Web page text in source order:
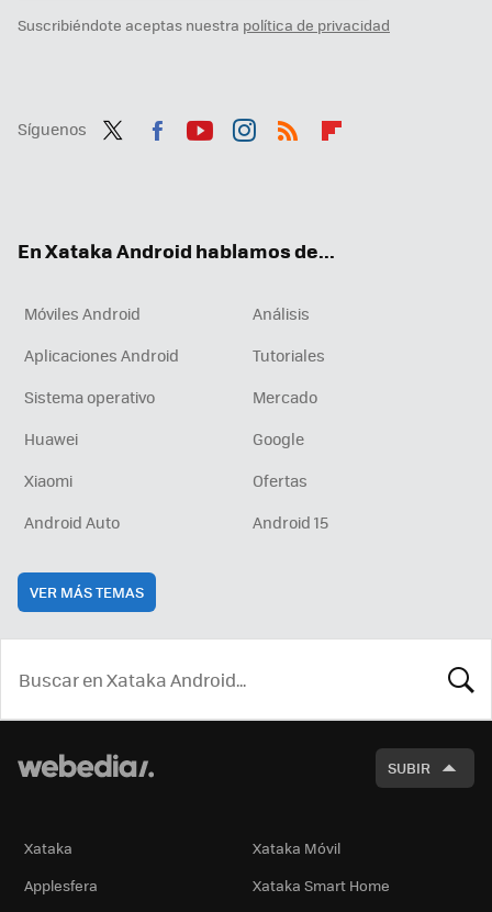
Suscribiéndote aceptas nuestra política de privacidad
Síguenos
En Xataka Android hablamos de...
Móviles Android
Análisis
Aplicaciones Android
Tutoriales
Sistema operativo
Mercado
Huawei
Google
Xiaomi
Ofertas
Android Auto
Android 15
VER MÁS TEMAS
SUBIR
Xataka
Xataka Móvil
Applesfera
Xataka Smart Home